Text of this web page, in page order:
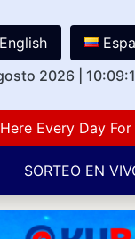
English
2026
Day For
SORTEO EN